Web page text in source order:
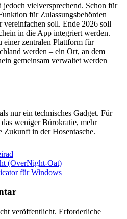
vielversprechend. Schon für
für Zulassungsbehörden
vereinfachen soll. Ende 2026 soll
in die App integriert werden.
zentralen Plattform für
werden – ein Ort, an dem
gemeinsam verwaltet werden
nur ein technisches Gadget. Für
weniger Bürokratie, mehr
in der Hosentasche.
(OverNight-Oat)
für Windows
veröffentlicht. Erforderliche